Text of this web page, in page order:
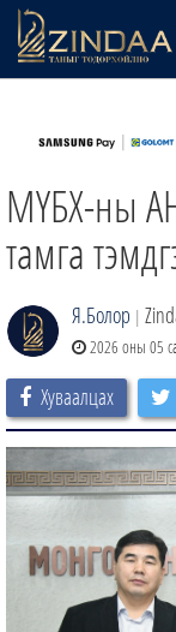
ТВ8
ӨГЛӨӨНИЙ СОНИН
МҮБХ-ны
тамга
Я.Болор |
2026 оны 05
Хуваалцах